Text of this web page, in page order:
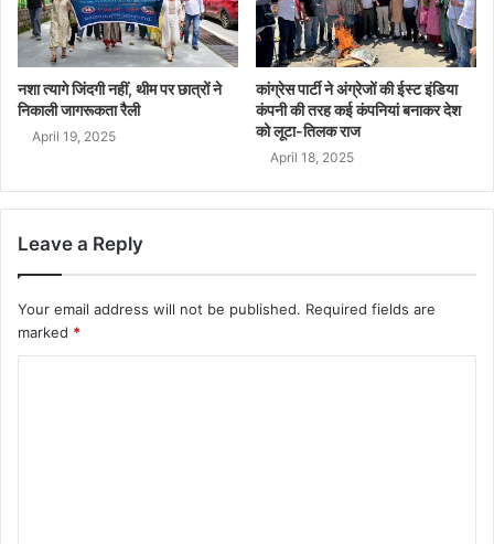
नशा त्यागे जिंदगी नहीं, थीम पर छात्रों ने
निकाली जागरूकता रैली
April 19, 2025
कांग्रेस पार्टी ने अंग्रेजों की ईस्ट इंडिया
कंपनी की तरह कई कंपनियां बनाकर देश
को लूटा-तिलक राज
April 18, 2025
Leave a Reply
Your email address will not be published. Required fields are
marked *